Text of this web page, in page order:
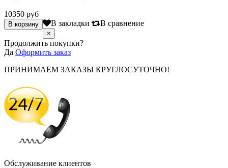
10350 руб
В закладки В сравнение
×
Продолжить покупки?
Да Оформить заказ
ПРИНИМАЕМ ЗАКАЗЫ КРУГЛОСУТОЧНО!
Обслуживание клиентов